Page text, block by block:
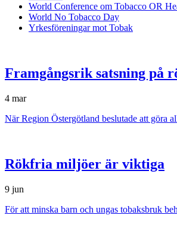
World Conference om Tobacco OR
World No Tobacco Day
Yrkesföreningar mot Tobak
Framgångsrik satsning på
4 mar
När Region Östergötland beslutade att göra
Rökfria miljöer är viktiga
9 jun
För att minska barn och ungas tobaksbruk